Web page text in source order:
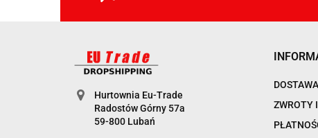
Hurtownia Eu-Trade
Radostów Górny 57a
59-800 Lubań
DOSTAWA
ZWROTY